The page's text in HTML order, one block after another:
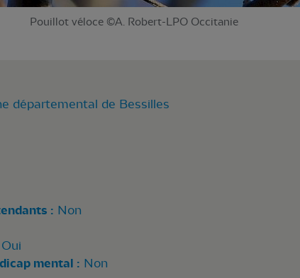
Pouillot véloce ©A. Robert-LPO Occitanie
départemental de Bessilles
: Non
Oui
mental : Non